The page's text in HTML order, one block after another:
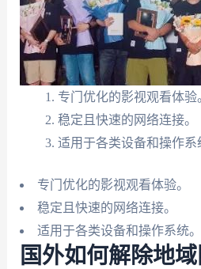
专门优化的影视观看体验
稳定且快速的网络连接。
适用于各类设备和操作系
专门优化的影视观看体验。
稳定且快速的网络连接。
适用于各类设备和操作系统。
国外如何解除地